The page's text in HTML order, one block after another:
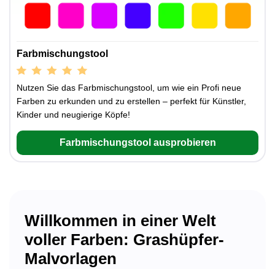
Farbmischungstool
Nutzen Sie das Farbmischungstool, um wie ein Profi neue
Farben zu erkunden und zu erstellen – perfekt für Künstler,
Kinder und neugierige Köpfe!
Farbmischungstool ausprobieren
Willkommen in einer Welt
voller Farben: Grashüpfer-
Malvorlagen